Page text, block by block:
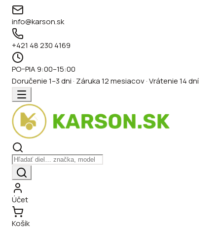
info@karson.sk
+421 48 230 4169
PO–PIA 9:00–15:00
Doručenie 1–3 dni · Záruka 12 mesiacov · Vrátenie 14 dní
Účet
Košík